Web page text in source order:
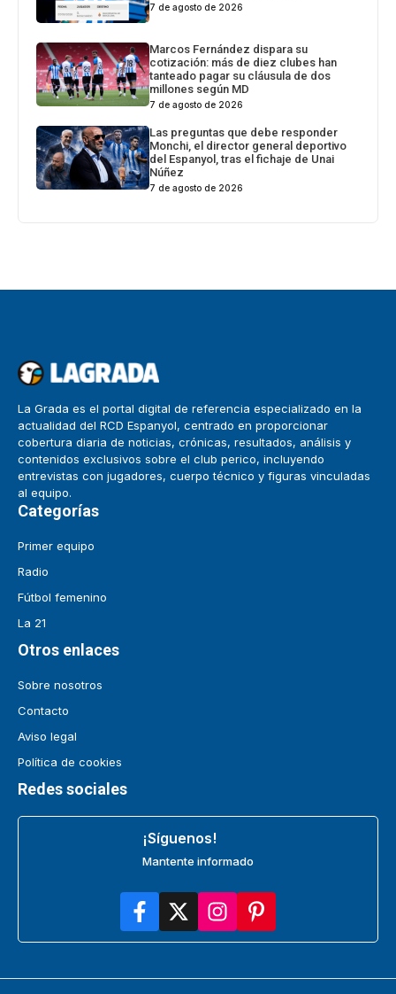
7 de agosto de 2026
Marcos Fernández dispara su
cotización: más de diez clubes han
tanteado pagar su cláusula de dos
millones según MD
7 de agosto de 2026
Las preguntas que debe responder
Monchi, el director general deportivo
del Espanyol, tras el fichaje de Unai
Núñez
7 de agosto de 2026
La Grada es el portal digital de referencia especializado en la
actualidad del RCD Espanyol, centrado en proporcionar
cobertura diaria de noticias, crónicas, resultados, análisis y
contenidos exclusivos sobre el club perico, incluyendo
entrevistas con jugadores, cuerpo técnico y figuras vinculadas
al equipo.
Categorías
Primer equipo
Radio
Fútbol femenino
La 21
Otros enlaces
Sobre nosotros
Contacto
Aviso legal
Política de cookies
Redes sociales
¡Síguenos!
Mantente informado